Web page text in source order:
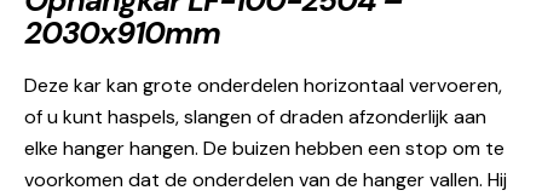
2030x910mm
Deze kar kan grote onderdelen horizontaal vervoeren,
of u kunt haspels, slangen of draden afzonderlijk aan
elke hanger hangen. De buizen hebben een stop om te
voorkomen dat de onderdelen van de hanger vallen. Hij